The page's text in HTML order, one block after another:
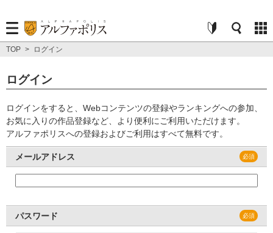
TOP > ログイン
ログイン
ログインをすると、Webコンテンツの登録やランキングへの参加、
お気に入りの作品登録など、より便利にご利用いただけます。
アルファポリスへの登録およびご利用はすべて無料です。
メールアドレス
パスワード